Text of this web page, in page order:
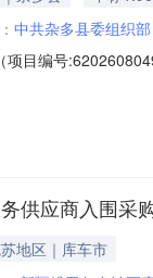
中共杂多县委组织部
目编号
购单位名称：中
供应商入围采
地区｜库车市